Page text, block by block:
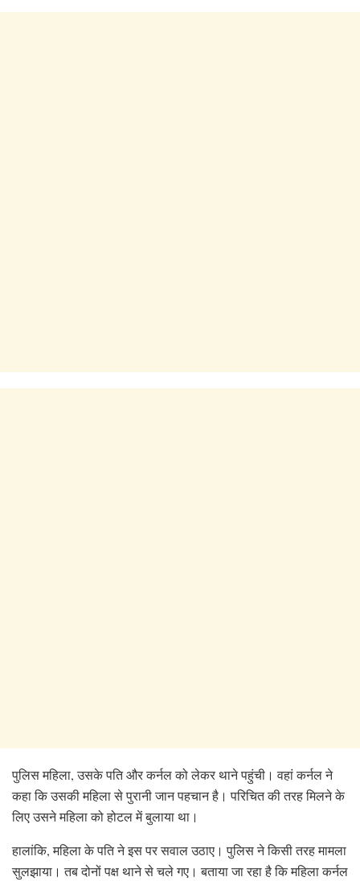
पुलिस महिला, उसके पति और कर्नल को लेकर थाने पहुंची। वहां कर्नल ने
कहा कि उसकी महिला से पुरानी जान पहचान है। परिचित की तरह मिलने के
लिए उसने महिला को होटल में बुलाया था।
हालांकि, महिला के पति ने इस पर सवाल उठाए। पुलिस ने किसी तरह मामला
सुलझाया। तब दोनों पक्ष थाने से चले गए। बताया जा रहा है कि महिला कर्नल